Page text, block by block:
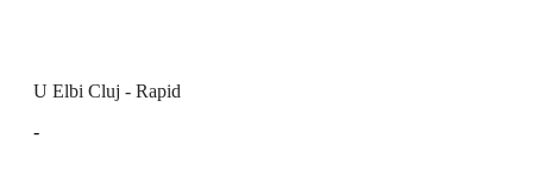
U Elbi Cluj - Rapid
-